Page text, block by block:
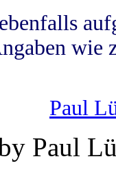
wie
Paul
Paul